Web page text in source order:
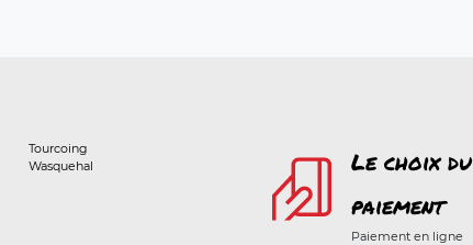
Tourcoing
Wasquehal
Le choix du
paiement
Paiement en ligne